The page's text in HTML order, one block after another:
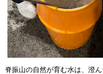
脊振山の自然が育む水は、澄